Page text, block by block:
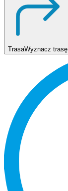
TrasaWyznacz trasę